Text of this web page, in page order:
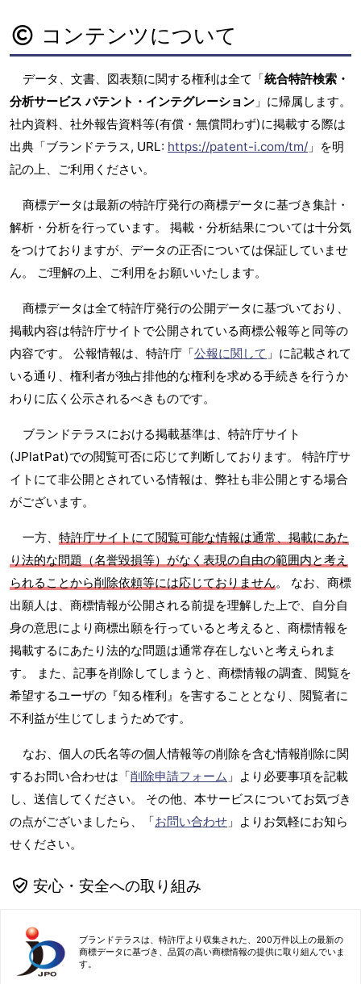
コンテンツについて
データ、文書、図表類に関する権利は全て「統合特許検索・
分析サービス パテント・インテグレーション 」に帰属します。
社内資料、社外報告資料等(有償・無償問わず)に掲載する際は
出典「ブランドテラス, URL: https://patent-i.com/tm/ 」を明
記の上、ご利用ください。
商標データは最新の特許庁発行の商標データに基づき集計・
解析・分析を行っています。 掲載・分析結果については十分気
をつけておりますが、データの正否については保証していませ
ん。 ご理解の上、ご利用をお願いいたします。
商標データは全て特許庁発行の公開データに基づいており、
掲載内容は特許庁サイトで公開されている商標公報等と同等の
内容です。 公報情報は、特許庁「公報に関して 」に記載されて
いる通り、権利者が独占排他的な権利を求める手続きを行うか
わりに広く公示されるべきものです。
ブランドテラスにおける掲載基準は、特許庁サイト
(JPlatPat)での閲覧可否に応じて判断しております。 特許庁サ
イトにて非公開とされている情報は、弊社も非公開とする場合
がございます。
一方、 特許庁サイトにて閲覧可能な情報は通常、掲載にあた
り法的な問題（名誉毀損等）がなく表現の自由の範囲内と考え
られることから削除依頼等には応じておりません。 なお、商標
出願人は、商標情報が公開される前提を理解した上で、自分自
身の意思により商標出願を行っていると考えると、商標情報を
掲載するにあたり法的な問題は通常存在しないと考えられま
す。 また、記事を削除してしまうと、商標情報の調査、閲覧を
希望するユーザの『知る権利』を害することとなり、閲覧者に
不利益が生じてしまうためです。
なお、個人の氏名等の個人情報等の削除を含む情報削除に関
するお問い合わせは「削除申請フォーム 」より必要事項を記載
し、送信してください。 その他、本サービスについてお気づき
の点がございましたら、「お問い合わせ 」よりお気軽にお知ら
せください。
安心・安全への取り組み
ブランドテラスは、特許庁より収集された、200万件以上の最新の
商標データに基づき、品質の高い商標情報の提供に取り組んでいま
す。